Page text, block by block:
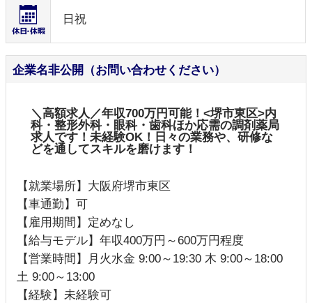
日祝
企業名非公開（お問い合わせください）
＼高額求人／年収700万円可能！<堺市東区>内
科・整形外科・眼科・歯科ほか応需の調剤薬局
求人です！未経験OK！日々の業務や、研修な
どを通してスキルを磨けます！
【就業場所】大阪府堺市東区
【車通勤】可
【雇用期間】定めなし
【給与モデル】年収400万円～600万円程度
【営業時間】月火水金 9:00～19:30 木 9:00～18:00
土 9:00～13:00
【経験】未経験可